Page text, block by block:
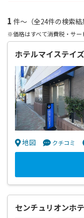
1 件～（全24件の検索結
※価格はすべて消費税・サー
ホテルマイステイ
地図 クチコミ
センチュリオンホ